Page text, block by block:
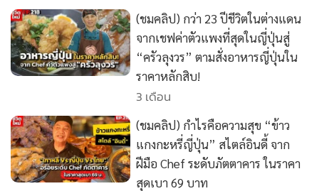
• เศรษฐกิจ-ธุรกิจ
• จีน
• ชุมชน-คุณภาพชีวิต
• Motoring
• เกม
• วิทยาศาสตร์
• SMEs
(ชมคลิป) กว่า 23 ปีชีวิตในต่างแดน
จากเชฟค่าตัวแพงที่สุดในญี่ปุ่นสู่
“ครัวลุงวร” ตามสั่งอาหารญี่ปุ่นใน
ราคาหลักสิบ!
3 เดือน
(ชมคลิป) กำไรคือความสุข “ข้าว
แกงกะหรี่ญี่ปุ่น” สไตล์อินดี้ จาก
ฝีมือ Chef ระดับภัตตาคาร ในราคา
สุดเบา 69 บาท